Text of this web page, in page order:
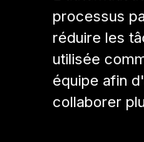
processus
réduire les
utilisée
équipe afin
collaborer